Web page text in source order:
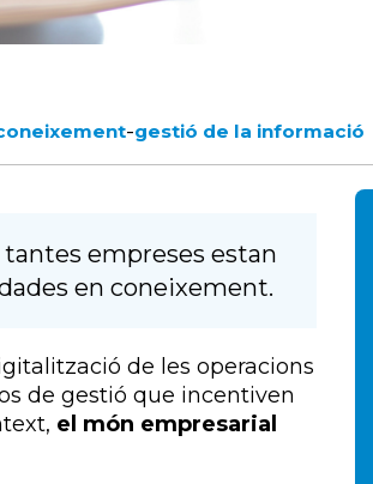
-gestió de la informació
empreses estan
en coneixement.
de les operacions
de gestió que incentiven
el món empresarial